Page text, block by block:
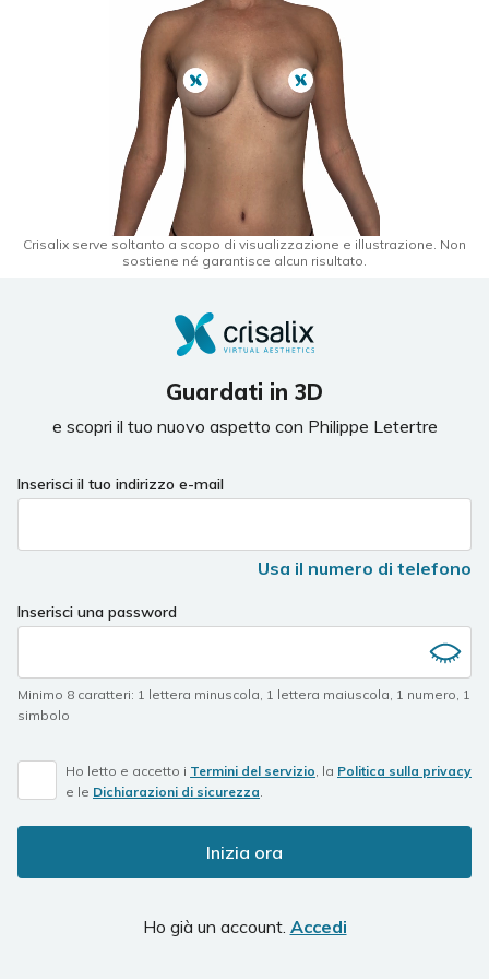
Crisalix serve soltanto a scopo di visualizzazione e illustrazione. Non
sostiene né garantisce alcun risultato.
Guardati in 3D
e scopri il tuo nuovo aspetto con Philippe Letertre
Inserisci il tuo indirizzo e-mail
Usa il numero di telefono
Inserisci una password
Minimo 8 caratteri: 1 lettera minuscola, 1 lettera maiuscola, 1 numero, 1
simbolo
Ho letto e accetto i Termini del servizio, la Politica sulla privacy
e le Dichiarazioni di sicurezza.
Inizia ora
Ho già un account. Accedi